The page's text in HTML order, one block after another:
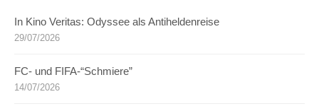
In Kino Veritas: Odyssee als Antiheldenreise
29/07/2026
FC- und FIFA-“Schmiere”
14/07/2026